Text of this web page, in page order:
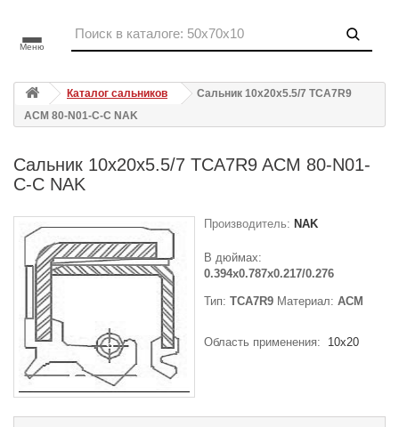
Меню
Каталог сальников
Сальник 10x20x5.5/7 TCA7R9
ACM 80-N01-C-C NAK
Сальник 10x20x5.5/7 TCA7R9 ACM 80-N01-
C-C NAK
Производитель: NAK
В дюймах:
0.394x0.787x0.217/0.276
Тип: TCA7R9 Материал: ACM
Область применения: 10x20